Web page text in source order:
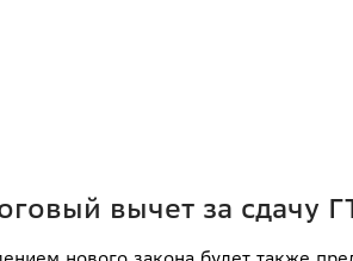
вычет за сдачу